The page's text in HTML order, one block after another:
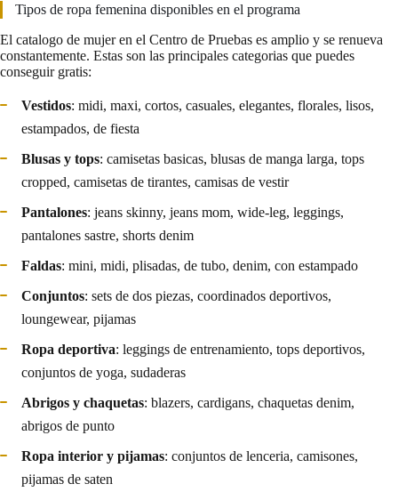
Tipos de ropa femenina disponibles en el programa
El catalogo de mujer en el Centro de Pruebas es amplio y se renueva
constantemente. Estas son las principales categorias que puedes
conseguir gratis:
Vestidos: midi, maxi, cortos, casuales, elegantes, florales, lisos,
estampados, de fiesta
Blusas y tops: camisetas basicas, blusas de manga larga, tops
cropped, camisetas de tirantes, camisas de vestir
Pantalones: jeans skinny, jeans mom, wide-leg, leggings,
pantalones sastre, shorts denim
Faldas: mini, midi, plisadas, de tubo, denim, con estampado
Conjuntos: sets de dos piezas, coordinados deportivos,
loungewear, pijamas
Ropa deportiva: leggings de entrenamiento, tops deportivos,
conjuntos de yoga, sudaderas
Abrigos y chaquetas: blazers, cardigans, chaquetas denim,
abrigos de punto
Ropa interior y pijamas: conjuntos de lenceria, camisones,
pijamas de saten